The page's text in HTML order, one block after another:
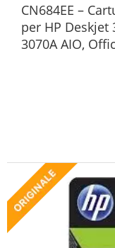
CN684EE –
per HP Deskjet
3070A AIO,